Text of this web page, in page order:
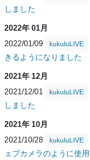
しました
2022年 01月
2022/01/09
kukuluLIVE
きるようになりました
2021年 12月
2021/12/01
kukuluLIVE
しました
2021年 10月
2021/10/28
kukuluLIVE
ェブカメラのように使